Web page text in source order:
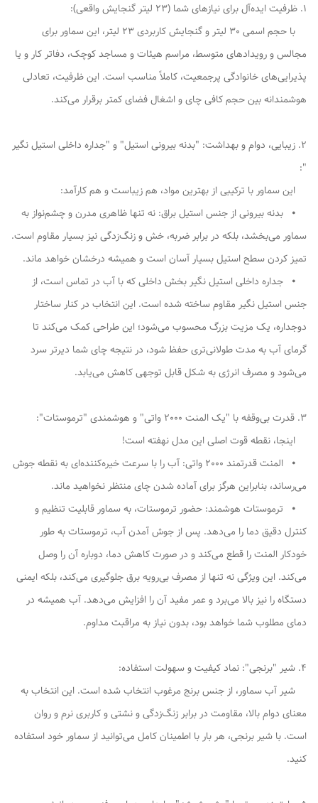
1. ظرفیت ایده‌آل برای نیازهای شما (23 لیتر گنجایش واقعی):
با حجم اسمی 30 لیتر و گنجایش کاربردی 23 لیتر، این سماور برای
مجالس و رویدادهای متوسط، مراسم هیئات و مساجد کوچک، دفاتر کار و یا
پذیرایی‌های خانوادگی پرجمعیت، کاملاً مناسب است. این ظرفیت، تعادلی
هوشمندانه بین حجم کافی چای و اشغال فضای کمتر برقرار می‌کند.
2. زیبایی، دوام و بهداشت: "بدنه بیرونی استیل" و "جداره داخلی استیل نگیر
":
این سماور با ترکیبی از بهترین مواد، هم زیباست و هم کارآمد:
⦁ بدنه بیرونی از جنس استیل براق: نه تنها ظاهری مدرن و چشم‌نواز به
سماور می‌بخشد، بلکه در برابر ضربه، خش و زنگ‌زدگی نیز بسیار مقاوم است.
تمیز کردن سطح استیل بسیار آسان است و همیشه درخشان خواهد ماند.
⦁ جداره داخلی استیل نگیر بخش داخلی که با آب در تماس است، از
جنس استیل نگیر مقاوم ساخته شده است. این انتخاب در کنار ساختار
دوجداره، یک مزیت بزرگ محسوب می‌شود؛ این طراحی کمک می‌کند تا
گرمای آب به مدت طولانی‌تری حفظ شود، در نتیجه چای شما دیرتر سرد
می‌شود و مصرف انرژی به شکل قابل توجهی کاهش می‌یابد.
3. قدرت بی‌وقفه با "یک المنت 2000 واتی" و هوشمندی "ترموستات":
اینجا، نقطه قوت اصلی این مدل نهفته است!
⦁ المنت قدرتمند 2000 واتی: آب را با سرعت خیره‌کننده‌ای به نقطه جوش
می‌رساند، بنابراین هرگز برای آماده شدن چای منتظر نخواهید ماند.
⦁ ترموستات هوشمند: حضور ترموستات، به سماور قابلیت تنظیم و
کنترل دقیق دما را می‌دهد. پس از جوش آمدن آب، ترموستات به طور
خودکار المنت را قطع می‌کند و در صورت کاهش دما، دوباره آن را وصل
می‌کند. این ویژگی نه تنها از مصرف بی‌رویه برق جلوگیری می‌کند، بلکه ایمنی
دستگاه را نیز بالا می‌برد و عمر مفید آن را افزایش می‌دهد. آب همیشه در
دمای مطلوب شما خواهد بود، بدون نیاز به مراقبت مداوم.
4. شیر "برنجی": نماد کیفیت و سهولت استفاده:
شیر آب سماور، از جنس برنج مرغوب انتخاب شده است. این انتخاب به
معنای دوام بالا، مقاومت در برابر زنگ‌زدگی و نشتی و کاربری نرم و روان
است. با شیر برنجی، هر بار با اطمینان کامل می‌توانید از سماور خود استفاده
کنید.